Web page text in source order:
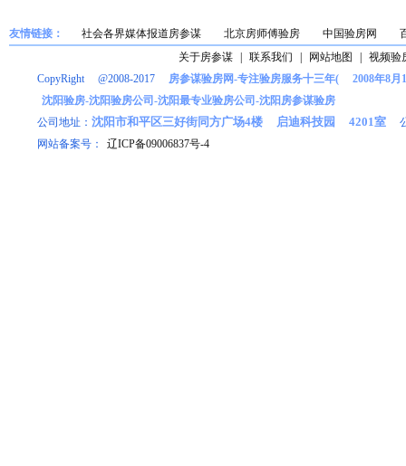
友情链接： 社会各界媒体报道房参谋 北京房师傅验房 中国验房网
关于房参谋
联系我们 网站地图
视频验
CopyRight @2008-2017 房参谋验房网-专注验房服务十三年( 2008年8
沈阳验房-沈阳验房公司-沈阳最专业验房公司-沈阳房参谋验房
公司地址： 沈阳市和平区三好街同方广场4楼 启迪科技园 4201室
网站备案号：
辽ICP备09006837号-4